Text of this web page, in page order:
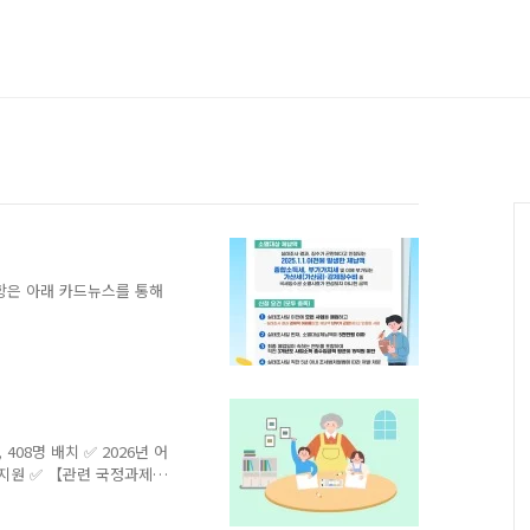
아래 카드뉴스를 통해
408명 배치 ✅ 2026년 어
원 ✅ 【관련 국정과제】
보통합 교육부(장관 최
대 돌봄 수요가 확대됨